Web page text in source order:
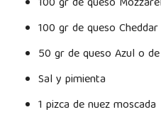
100 gr de queso Cheddar
50 gr de queso Azul o
Sal y pimienta
1 pizca de nuez moscada